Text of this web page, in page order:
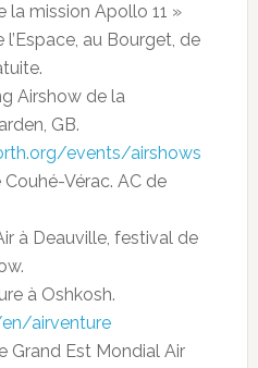
la mission Apollo 11 »
l’Espace, au Bourget, de
Airshow de la
GB.
events/airshows
Vérac. AC de
à Deauville, festival de
à Oshkosh.
airventure
Grand Est Mondial Air